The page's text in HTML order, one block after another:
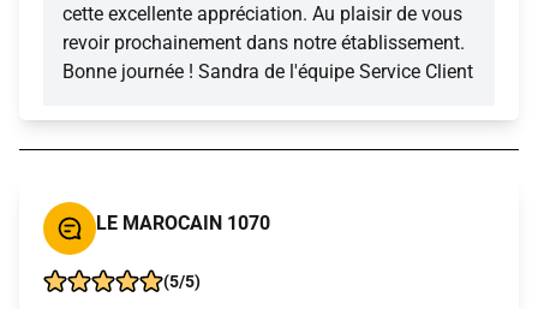
cette excellente appréciation. Au plaisir de vous
revoir prochainement dans notre établissement.
Bonne journée ! Sandra de l'équipe Service Client
LE MAROCAIN 1070
(5/5)